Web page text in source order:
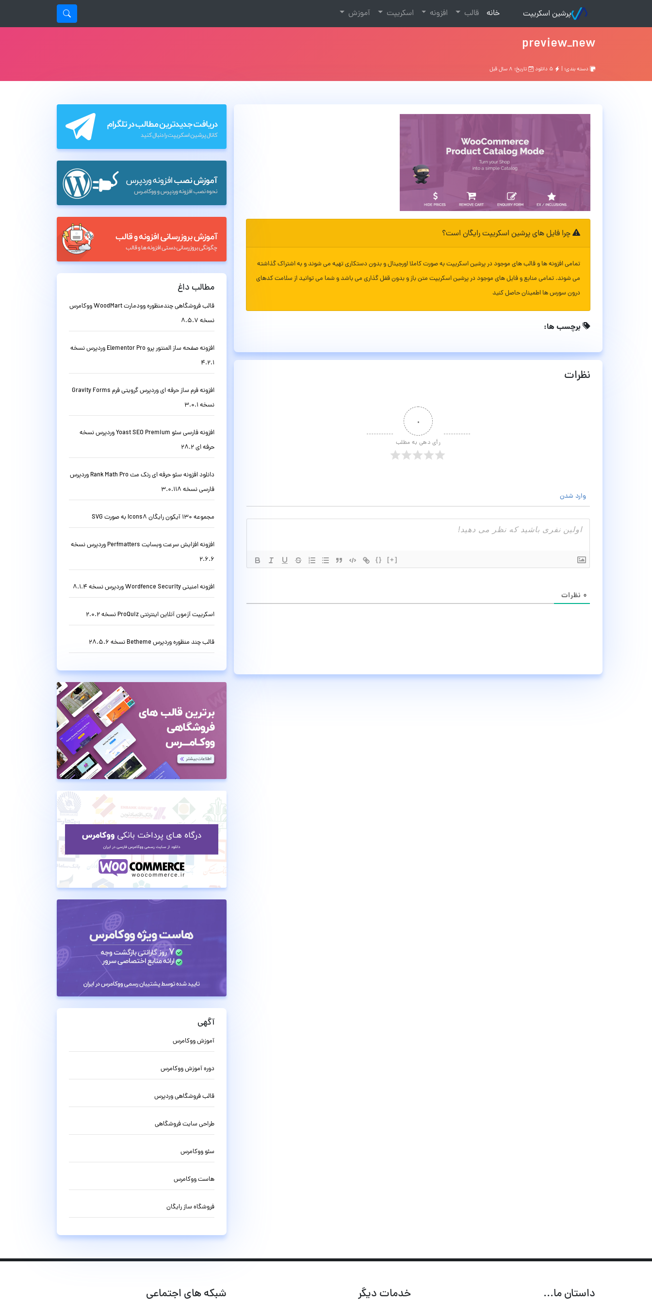
پرشین اسکریپت خانه
(current) قالب افزونه اسکریپت آموزش
preview_new
دسته بندی: | تاریخ: ۸ سال قبل
چرا فایل های پرشین اسکریپت رایگان است؟
تمامی افزونه ها و قالب های موجود در پرشین اسکریپت به صورت کاملا اورجینال و بدون دستکاری تهیه می شوند و به اشتراک گذاشته
می شوند. تمامی منابع و فایل های موجود در پرشین اسکریپت متن باز و بدون قفل گذاری می باشد و شما می توانید از سلامت کدهای
درون سورس ها اطمینان حاصل کنید
برچسب ها:
نظرات
۰
رأی دهی به مطلب
وارد شدن
{} [+]
۰ نظرات
مطالب داغ
قالب فروشگاهی چندمنظوره وودمارت WoodMart ووکامرس
نسخه 8.5.7
افزونه صفحه ساز المنتور پرو Elementor Pro وردپرس نسخه
4.2.1
افزونه فرم ساز حرفه ای وردپرس گرویتی فرم Gravity Forms
نسخه 3.0.1
افزونه فارسی سئو Yoast SEO Premium وردپرس نسخه
حرفه ای 28.2
دانلود افزونه سئو حرفه ای رنک مث Rank Math Pro وردپرس
فارسی نسخه 3.0.118
مجموعه 130 آیکون رایگان Icons8 به صورت SVG
افزونه افزایش سرعت وبسایت Perfmatters وردپرس نسخه
2.6.6
افزونه امنیتی Wordfence Security وردپرس نسخه 8.1.4
اسکریپت آزمون آنلاین اینترنتی ProQuiz نسخه 2.0.2
قالب چند منظوره وردپرس Betheme نسخه 28.5.6
آگهی
آموزش ووکامرس
دوره آموزش ووکامرس
قالب فروشگاهی وردپرس
طراحی سایت فروشگاهی
سئو ووکامرس
هاست ووکامرس
فروشگاه ساز رایگان
داستان ما... خدمات دیگر شبکه های اجتماعی